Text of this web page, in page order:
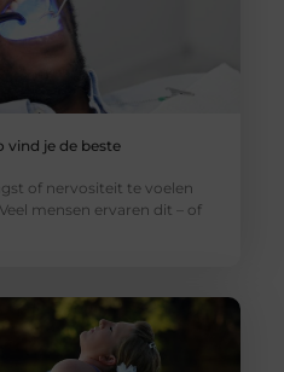
vind je de beste
of nervositeit te voelen
mensen ervaren dit – of